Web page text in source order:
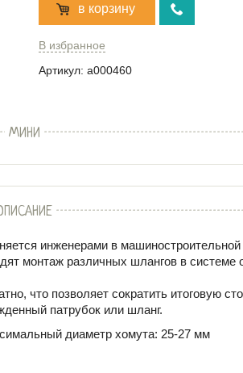
в корзину
В избранное
Артикул: a000460
МИНИ
инженерами в
монтаж различных шлангов в системе
что позволяет сократить итоговую
патрубок или шланг.
диаметр хомута: 25-27 мм